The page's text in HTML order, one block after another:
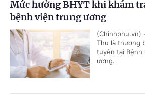
Mức hưởng BHYT khi khám
bệnh viện trung ương
(Chinhphu.vn)
Thu là thương
tuyến tại Bệnh
ương.